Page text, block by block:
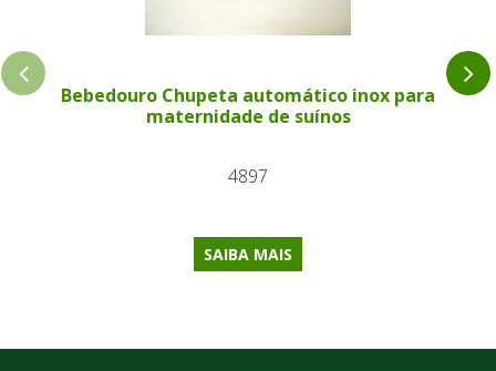
Bebedouro Chupeta automático inox para
maternidade de suínos
4897
SAIBA MAIS